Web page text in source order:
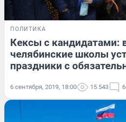
ПОЛИТИКА
Кексы с кандидатами:
челябинские школы
праздники с
6 сентября, 2019, 18:00 15 543